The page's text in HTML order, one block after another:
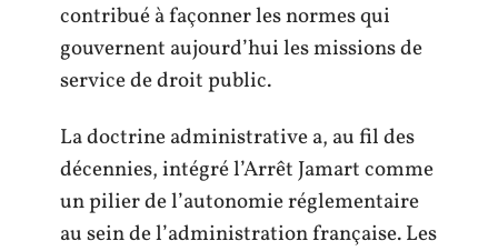
contribué à façonner les normes qui
gouvernent aujourd’hui les missions de
service de droit public.
La doctrine administrative a, au fil des
décennies, intégré l’Arrêt Jamart comme
un pilier de l’autonomie réglementaire
au sein de l’administration française. Les